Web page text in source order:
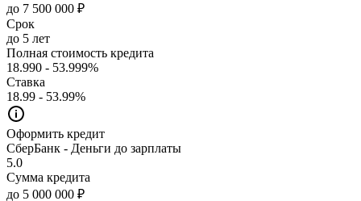
до 7 500 000 ₽
Срок
до 5 лет
Полная стоимость кредита
18.990 - 53.999%
Ставка
18.99 - 53.99%
Оформить кредит
СберБанк - Деньги до зарплаты
5.0
Сумма кредита
до 5 000 000 ₽